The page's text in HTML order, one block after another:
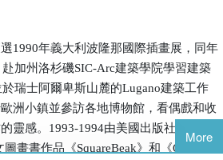
1990年義大利波隆那國際插畫展，同年
加州洛杉磯SIC-Arc建築學院學習建築
瑞士阿爾卑斯山麓的Lugano建築工作
洲小鎮並參訪各地博物館，看偶戲和收
靈感。1993-1994由美國出版社
畫書作品《SquareBeak》和《On A
More